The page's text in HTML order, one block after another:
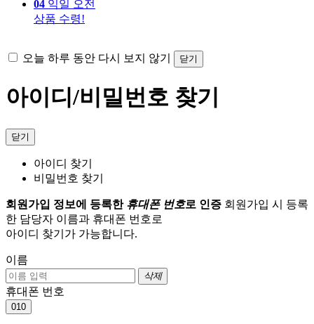
04 익일 오전
상품 수령!
오늘 하루 동안 다시 보지 않기 닫기
아이디/비밀번호 찾기
닫기
아이디 찾기
비밀번호 찾기
회원가입 정보에 등록한 휴대폰 번호로 인증 회원가입 시 등록
한 담당자 이름과 휴대폰 번호로
아이디 찾기가 가능합니다.
이름
삭제
휴대폰 번호
010